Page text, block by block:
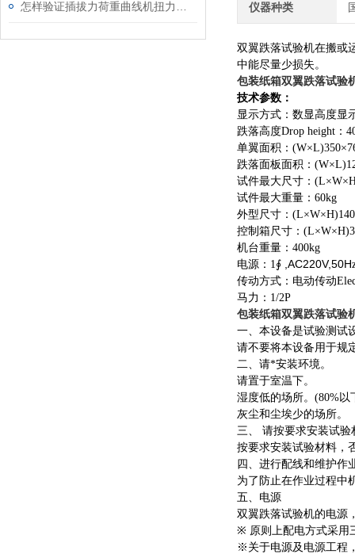
仪器种类
双翼跌落试验机在搬或
中能尽量少损失。
包装纸箱双翼跌落试验
技术参数：
显示方式：数显高度显
跌落高度Drop height ：
单翼面积：
跌落面板面积：
试件最大尺寸：
试件最大重量： 60kg
外型尺寸：
控制箱尺寸：
机台重量： 400kg
电源： 1∮ ,AC220V,50H
传动方式：电动传动
马力： 1/2P
包装纸箱双翼跌落试验
一、本设备是试验测试
请不要将本设备用于规
二、请*安装环境。
请置于室温下。
湿度低的场所。 (80%以
灰尘和尘埃少的场所。
三、
请按要求安装试验
按要求安装试验材料，
四、进行配线和维护作
为了防止在作业过程中
五、电源
双翼跌落试验机的电源
※ 原则上配电方式采用
※关于电源及电源工程